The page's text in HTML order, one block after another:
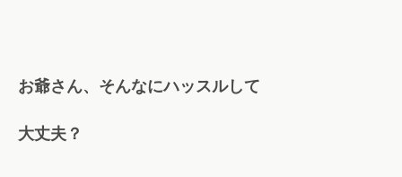
お爺さん、そんなにハッスルして
大丈夫？